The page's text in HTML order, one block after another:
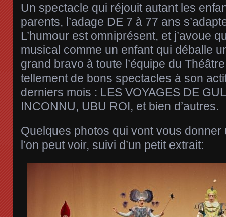
Un spectacle qui réjouit autant les
parents, l’adage DE 7 à 77 ans
L’humour est omniprésent, et j’avoue
musical comme un enfant qui déballe
grand bravo à toute l’équipe du
tellement de bons spectacles à son
derniers mois : LES VOYAGES DE
INCONNU, UBU ROI, et bien d’autres.
Quelques photos qui vont vous donner
l’on peut voir, suivi d’un petit extrait: